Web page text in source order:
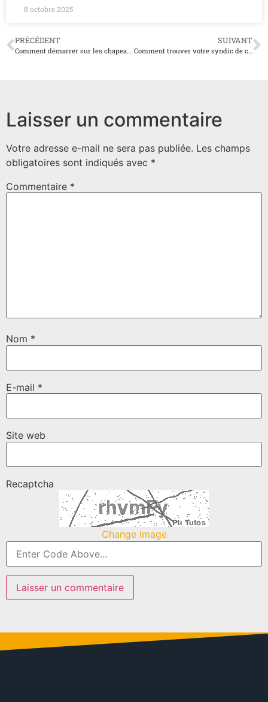
8 octobre 2025
PRÉCÉDENT
Comment démarrer sur les chapeaux de roue avec votre salon de tatouage
SUIVANT
Comment trouver votre syndic de copropriété ?
Laisser un commentaire
Votre adresse e-mail ne sera pas publiée. Les champs
obligatoires sont indiqués avec *
Commentaire *
Nom *
E-mail *
Site web
Recaptcha
Change Image